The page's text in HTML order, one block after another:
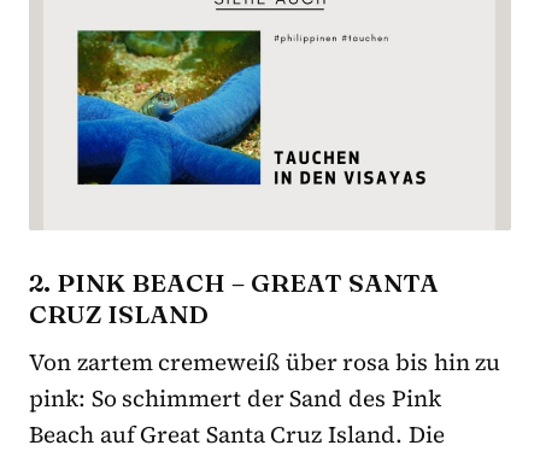
2. PINK BEACH – GREAT SANTA
CRUZ ISLAND
Von zartem cremeweiß über rosa bis hin zu
pink: So schimmert der Sand des Pink
Beach auf Great Santa Cruz Island. Die